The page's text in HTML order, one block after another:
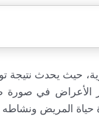
حيث يحدث نتيجة
الأعراض في
المريض ونشاطه